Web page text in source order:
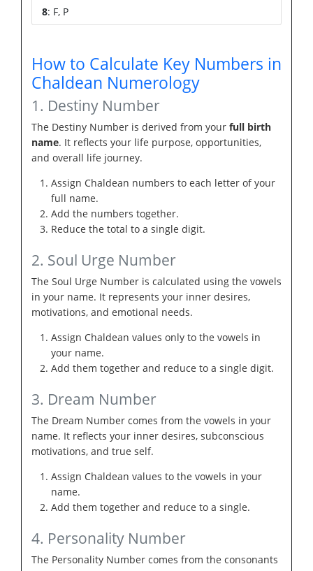
8: F, P
How to Calculate Key Numbers in
Chaldean Numerology
1. Destiny Number
The Destiny Number is derived from your full birth
name. It reflects your life purpose, opportunities,
and overall life journey.
Assign Chaldean numbers to each letter of your
full name.
Add the numbers together.
Reduce the total to a single digit.
2. Soul Urge Number
The Soul Urge Number is calculated using the vowels
in your name. It represents your inner desires,
motivations, and emotional needs.
Assign Chaldean values only to the vowels in
your name.
Add them together and reduce to a single digit.
3. Dream Number
The Dream Number comes from the vowels in your
name. It reflects your inner desires, subconscious
motivations, and true self.
Assign Chaldean values to the vowels in your
name.
Add them together and reduce to a single.
4. Personality Number
The Personality Number comes from the consonants